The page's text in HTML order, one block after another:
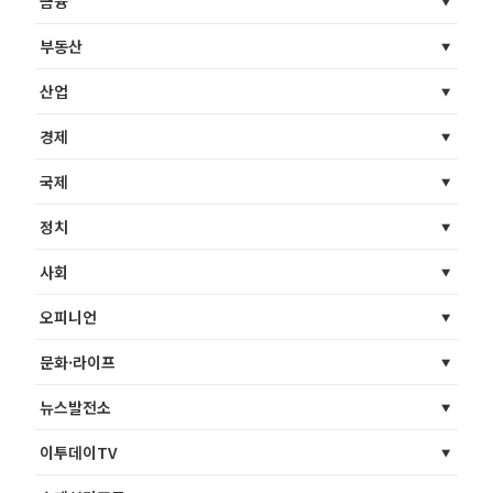
부동산
산업
경제
국제
정치
사회
오피니언
문화·라이프
뉴스발전소
이투데이TV